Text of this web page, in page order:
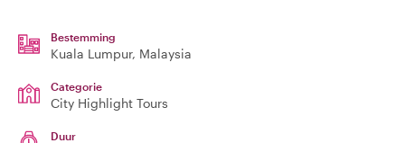
Bestemming
Kuala Lumpur, Malaysia
Categorie
City Highlight Tours
Duur